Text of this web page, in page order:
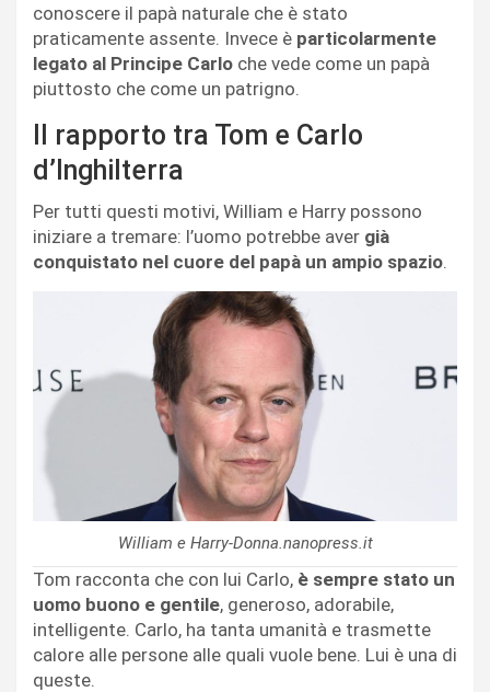
conoscere il papà naturale che è stato
praticamente assente. Invece è particolarmente
legato al Principe Carlo che vede come un papà
piuttosto che come un patrigno.
Il rapporto tra Tom e Carlo
d’Inghilterra
Per tutti questi motivi, William e Harry possono
iniziare a tremare: l’uomo potrebbe aver già
conquistato nel cuore del papà un ampio spazio.
William e Harry-Donna.nanopress.it
Tom racconta che con lui Carlo, è sempre stato un
uomo buono e gentile, generoso, adorabile,
intelligente. Carlo, ha tanta umanità e trasmette
calore alle persone alle quali vuole bene. Lui è una di
queste.